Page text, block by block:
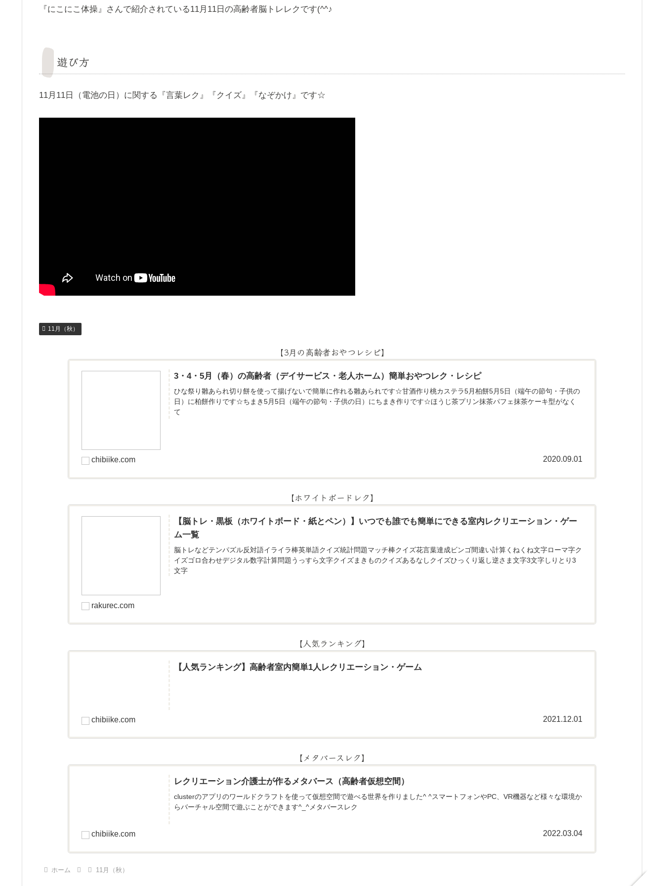
『にこにこ体操』さんで紹介されている11月11日の高齢者脳トレレクです(^^♪
遊び方
11月11日（電池の日）に関する『言葉レク』『クイズ』『なぞかけ』です☆
11月（秋）
【3月の高齢者おやつレシピ】
3・4・5月（春）の高齢者（デイサービス・老人ホーム）簡単おやつレク・レシピ
ひな祭り雛あられ切り餅を使って揚げないで簡単に作れる雛あられです☆甘酒作り桃カステラ5月柏餅5月5日（端午の節句・子供の
日）に柏餅作りです☆ちまき5月5日（端午の節句・子供の日）にちまき作りです☆ほうじ茶プリン抹茶パフェ抹茶ケーキ型がなく
て
chibiike.com 2020.09.01
【ホワイトボードレク】
【脳トレ・黒板（ホワイトボード・紙とペン）】いつでも誰でも簡単にできる室内レクリエーション・ゲー
ム一覧
脳トレなどテンパズル反対語イライラ棒英単語クイズ統計問題マッチ棒クイズ花言葉達成ビンゴ間違い計算くねくね文字ローマ字ク
イズゴロ合わせデジタル数字計算問題うっすら文字クイズまきものクイズあるなしクイズひっくり返し逆さま文字3文字しりとり3
文字
rakurec.com
【人気ランキング】
【人気ランキング】高齢者室内簡単1人レクリエーション・ゲーム
chibiike.com 2021.12.01
【メタバースレク】
レクリエーション介護士が作るメタバース（高齢者仮想空間）
clusterのアプリのワールドクラフトを使って仮想空間で遊べる世界を作りました^ ^スマートフォンやPC、VR機器など様々な環境か
らバーチャル空間で遊ぶことができます^_^メタバースレク
chibiike.com 2022.03.04
ホーム 11月（秋）